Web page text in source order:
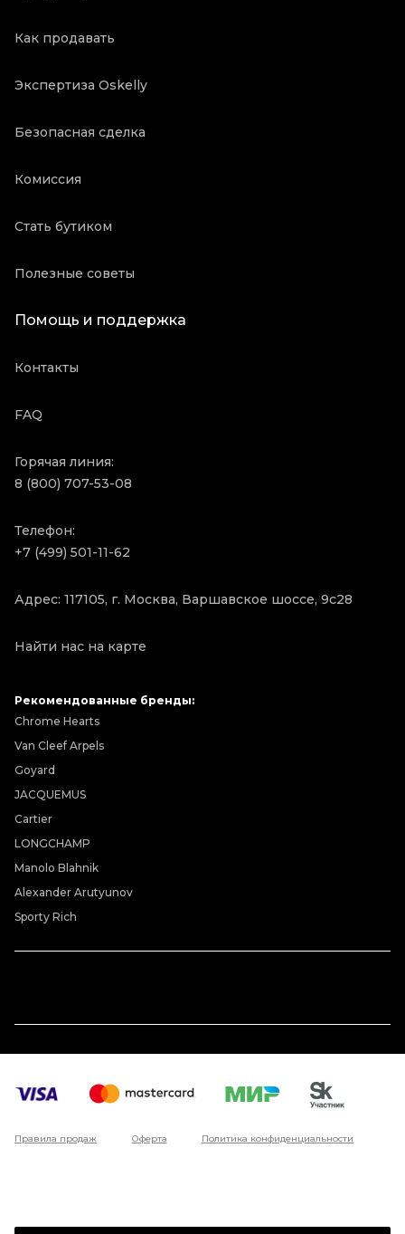
Как продавать
Экспертиза Oskelly
Безопасная сделка
Комиссия
Стать бутиком
Полезные советы
Помощь и поддержка
Контакты
FAQ
Горячая линия:
8 (800) 707-53-08
Телефон:
+7 (499) 501-11-62
Адрес: 117105, г. Москва, Варшавское шоссе, 9с28
Найти нас на карте
Рекомендованные бренды:
Chrome Hearts
Van Cleef Arpels
Goyard
JACQUEMUS
Cartier
LONGCHAMP
Manolo Blahnik
Alexander Arutyunov
Sporty Rich
Правила продаж Оферта Политика конфиденциальности